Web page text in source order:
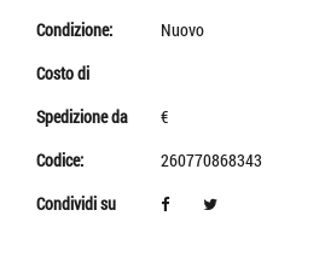
Condizione:
Nuovo
Costo di
Spedizione da
€
Codice:
260770868343
Condividi su